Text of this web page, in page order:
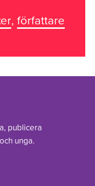
, författare
publicera
unga.